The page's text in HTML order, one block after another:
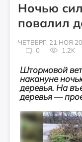
Ночью
повалил
ЧЕТВЕРГ, 21 НОЯ
0
1.2K
Штормовой
накануне
деревья. На
деревья —